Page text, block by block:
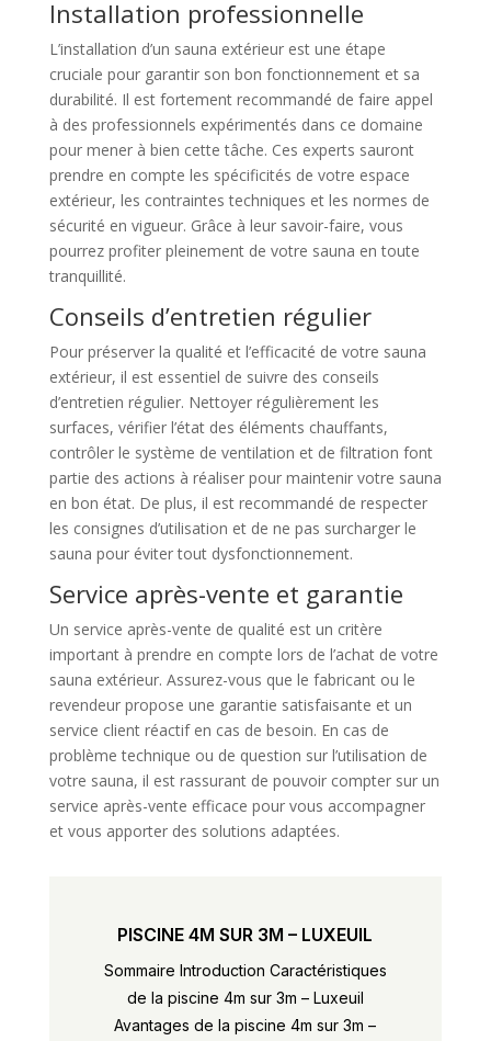
Installation professionnelle
L’installation d’un sauna extérieur est une étape
cruciale pour garantir son bon fonctionnement et sa
durabilité. Il est fortement recommandé de faire appel
à des professionnels expérimentés dans ce domaine
pour mener à bien cette tâche. Ces experts sauront
prendre en compte les spécificités de votre espace
extérieur, les contraintes techniques et les normes de
sécurité en vigueur. Grâce à leur savoir-faire, vous
pourrez profiter pleinement de votre sauna en toute
tranquillité.
Conseils d’entretien régulier
Pour préserver la qualité et l’efficacité de votre sauna
extérieur, il est essentiel de suivre des conseils
d’entretien régulier. Nettoyer régulièrement les
surfaces, vérifier l’état des éléments chauffants,
contrôler le système de ventilation et de filtration font
partie des actions à réaliser pour maintenir votre sauna
en bon état. De plus, il est recommandé de respecter
les consignes d’utilisation et de ne pas surcharger le
sauna pour éviter tout dysfonctionnement.
Service après-vente et garantie
Un service après-vente de qualité est un critère
important à prendre en compte lors de l’achat de votre
sauna extérieur. Assurez-vous que le fabricant ou le
revendeur propose une garantie satisfaisante et un
service client réactif en cas de besoin. En cas de
problème technique ou de question sur l’utilisation de
votre sauna, il est rassurant de pouvoir compter sur un
service après-vente efficace pour vous accompagner
et vous apporter des solutions adaptées.
PISCINE 4M SUR 3M – LUXEUIL
Sommaire Introduction Caractéristiques
de la piscine 4m sur 3m – Luxeuil
Avantages de la piscine 4m sur 3m –